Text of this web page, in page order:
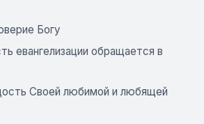
Богу
евангелизации обращается в
Своей любимой и любящей